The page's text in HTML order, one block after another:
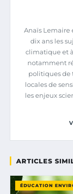
Anaïs Lemaire
dix ans les
climatique et
notamment
politiques de
locales de
les enjeux
ARTICLES
ÉDUCATION